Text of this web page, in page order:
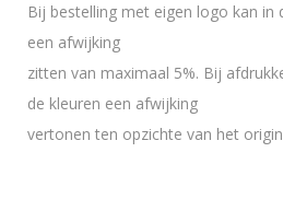
Bij bestelling met eigen logo kan in
een afwijking
zitten van maximaal 5%. Bij
de kleuren een afwijking
vertonen ten opzichte van het